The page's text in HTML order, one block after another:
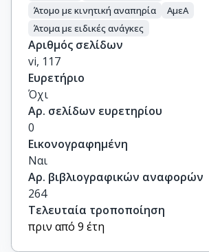
Άτομο με κινητική αναπηρία
ΑμεΑ
Άτομα με ειδικές ανάγκες
Αριθμός σελίδων
vi, 117
Ευρετήριο
Όχι
Αρ. σελίδων ευρετηρίου
0
Εικονογραφημένη
Ναι
Αρ. βιβλιογραφικών αναφορών
264
Τελευταία τροποποίηση
πριν από 9 έτη